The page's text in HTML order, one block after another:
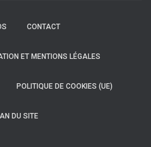
CONTACT
ET MENTIONS LÉGALES
POLITIQUE DE COOKIES (UE)
DU SITE